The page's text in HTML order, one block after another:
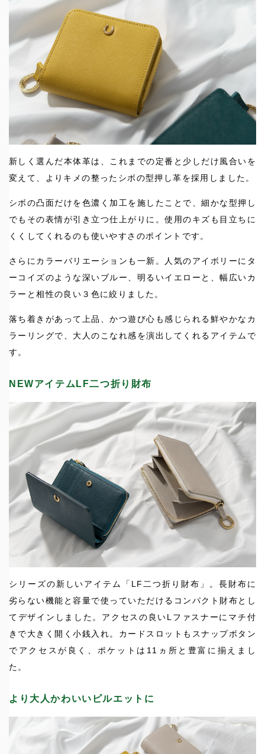
新しく選んだ本体革は、これまでの定番と少しだけ風合いを
変えて、よりキメの整ったシボの型押し革を採用しました。
シボの凸面だけを色濃く加工を施したことで、細かな型押し
でもその表情が引き立つ仕上がりに。使用のキズも目立ちに
くくしてくれるのも使いやすさのポイントです。
さらにカラーバリエーションも一新。人気のアイボリーにタ
ーコイズのような深いブルー、明るいイエローと、幅広いカ
ラーと相性の良い３色に絞りました。
落ち着きがあって上品、かつ遊び心も感じられる鮮やかなカ
ラーリングで、大人のこなれ感を演出してくれるアイテムで
す。
NEWアイテムLF二つ折り財布
シリーズの新しいアイテム「LF二つ折り財布」。長財布に
劣らない機能と容量で使っていただけるコンパクト財布とし
てデザインしました。アクセスの良いLファスナーにマチ付
きで大きく開く小銭入れ。カードスロットもスナップボタン
でアクセスが良く、ポケットは11ヵ所と豊富に揃えまし
た。
より大人かわいいピルエットに